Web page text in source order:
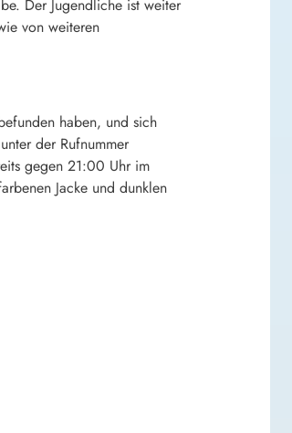
Der Jugendliche ist weiter
von weiteren
haben, und sich
der Rufnummer
gegen 21:00 Uhr im
Jacke und dunklen